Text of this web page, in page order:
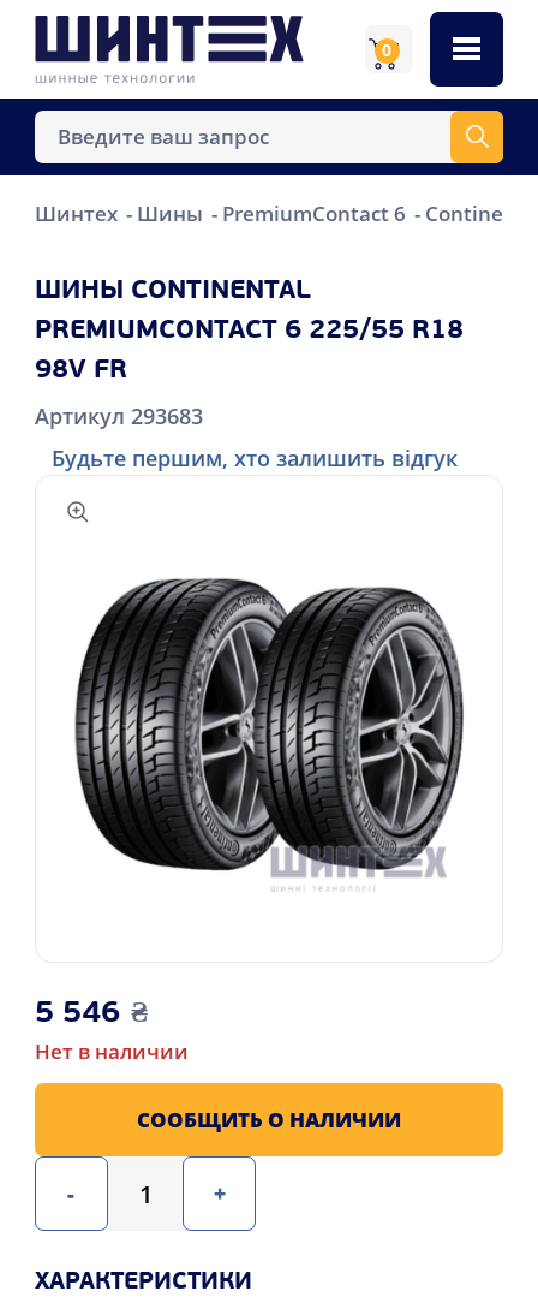
0
Шинтех Шины PremiumContact 6
ШИНЫ CONTINENTAL
PREMIUMCONTACT 6 225/55 R18
98V FR
Артикул 293683
Будьте першим, хто залишить відгук
5 546 ₴
Нет в наличии
- +
СООБЩИТЬ О НАЛИЧИИ
ХАРАКТЕРИСТИКИ